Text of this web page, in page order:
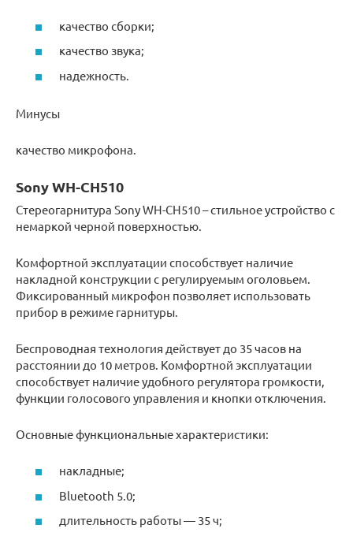
качество сборки;
качество звука;
надежность.
Минусы
качество микрофона.
Sony WH-CH510
Стереогарнитура Sony WH-CH510 – стильное устройство с
немаркой черной поверхностью.
Комфортной эксплуатации способствует наличие
накладной конструкции с регулируемым оголовьем.
Фиксированный микрофон позволяет использовать
прибор в режиме гарнитуры.
Беспроводная технология действует до 35 часов на
расстоянии до 10 метров. Комфортной эксплуатации
способствует наличие удобного регулятора громкости,
функции голосового управления и кнопки отключения.
Основные функциональные характеристики:
накладные;
Bluetooth 5.0;
длительность работы — 35 ч;